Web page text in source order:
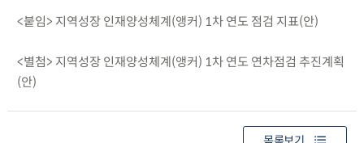
<붙임> 지역성장 인재양성체계(앵커) 1차 연도 점검 지표(안)
<별첨> 지역성장 인재양성체계(앵커) 1차 연도 연차점검 추진계획
(안)